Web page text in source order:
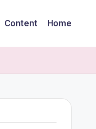
Content Home